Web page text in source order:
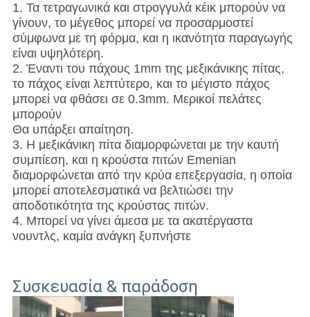
1. Τα τετραγωνικά και στρογγυλά κέικ μπορούν να
γίνουν, το μέγεθος μπορεί να προσαρμοστεί
σύμφωνα με τη φόρμα, και η ικανότητα παραγωγής
είναι υψηλότερη.
2. Έναντι του πάχους 1mm της μεξικάνικης πίτας,
το πάχος είναι λεπτύτερο, και το μέγιστο πάχος
μπορεί να φθάσει σε 0.3mm. Μερικοί πελάτες
μπορούν
Θα υπάρξει απαίτηση.
3. Η μεξικάνικη πίτα διαμορφώνεται με την καυτή
συμπίεση, και η κρούστα πιτών Emenian
διαμορφώνεται από την κρύα επεξεργασία, η οποία
μπορεί αποτελεσματικά να βελτιώσει την
αποδοτικότητα της κρούστας πιτών.
4. Μπορεί να γίνει άμεσα με τα ακατέργαστα
νουντλς, καμία ανάγκη ξυπνήστε
Συσκευασία & παράδοση